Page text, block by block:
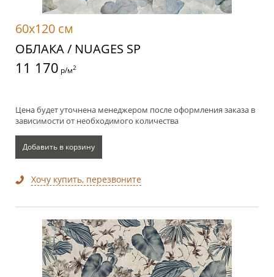
60x120 см
ОБЛАКА / NUAGES SP
11 170 р/м2
Цена будет уточнена менеджером после оформления заказа в
зависимости от необходимого количества
Добавить в корзину
Хочу купить, перезвоните